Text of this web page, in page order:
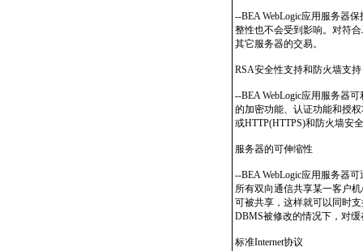
--BEA WebLogic应用服务器
整性也不会受到影响。对符
其它服务器的交易。
RSA安全性支持和防火墙支持
--BEA WebLogic应用服务器
的加密功能、认证功能和授
或HTTP(HTTPS)和防火墙安
服务器的可伸缩性
--BEA WebLogic应用服务器
所有双向通信共享某一客户
可被共享，这样就可以同时
DBMS被修改的情况下，对
标准Internet协议